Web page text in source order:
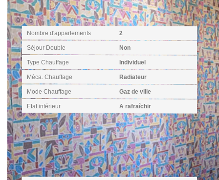
Intérieur
Nombre d'appartements 2
Séjour Double Non
Type Chauffage Individuel
Méca. Chauffage Radiateur
Mode Chauffage Gaz de ville
Etat intérieur A rafraîchir
Autres